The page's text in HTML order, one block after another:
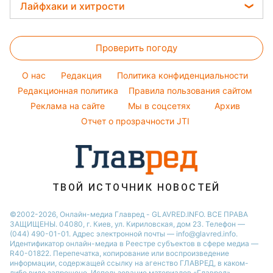
Новости Полтавы
Новости Сум
Новости Черкассы
Настя Каменских
Виталий Козловский
София Ротару
Ольга Сумская
Филипп Киркоров
Погода на завтра
Красивый маникюр
Модные ошибки
Советы от Андре Тана
Головоломки
Тесты по картинке
Оптические иллюзии
Народные приметы
Все о шоу-бизнесе
Лайфхаки и хитрости
Комнатные растения
Все о сале
Уборка
Авто
Проверить погоду
O нас Редакция
Политика конфиденциальности
Редакционная политика
Правила пользования сайтом
Реклама на сайте
Мы в соцсетях
Архив
Отчет о прозрачности JTI
ТВОЙ ИСТОЧНИК НОВОСТЕЙ
©2002-2026, Онлайн-медиа Главред - GLAVRED.INFO. ВСЕ ПРАВА
ЗАЩИЩЕНЫ. 04080, г. Киев, ул. Кириловская, дом 23. Телефон —
(044) 490-01-01. Адрес электронной почты — info@glavred.info.
Идентификатор онлайн-медиа в Реестре cубъектов в сфере медиа —
R40-01822. Перепечатка, копирование или воспроизведение
информации, содержащей ссылку на агенство ГЛАВРЕД, в каком-